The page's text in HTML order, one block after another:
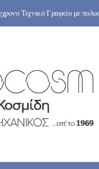
Τεχνικό Γραφείο με